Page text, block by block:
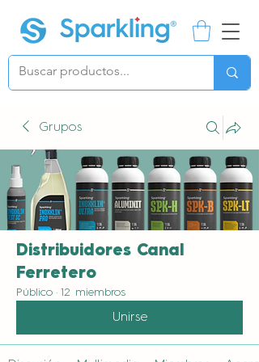
Grupos
Distribuidores Canal
Ferretero
Público · 12 miembros
Unirse